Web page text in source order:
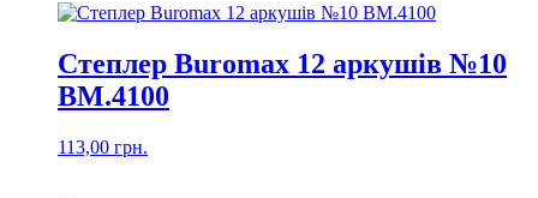
Степлер Buromax 12 аркушів №10
BM.4100
113,00 грн.